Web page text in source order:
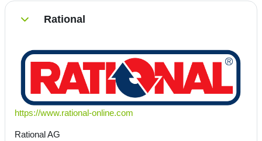
EinklappenRational
https://www.rational-online.com
Rational AG